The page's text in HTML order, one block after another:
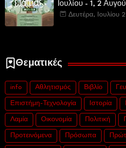
Ιουλίου - 1, 2
Δευτέρα, Ιουλίου
Θεματικές
info Αθλητισμός Βιβλίο
Επιστήμη-Τεχνολογία Ιστορία
Λαμία Οικονομία Πολιτική
Προτεινόμενα Πρόσωπα